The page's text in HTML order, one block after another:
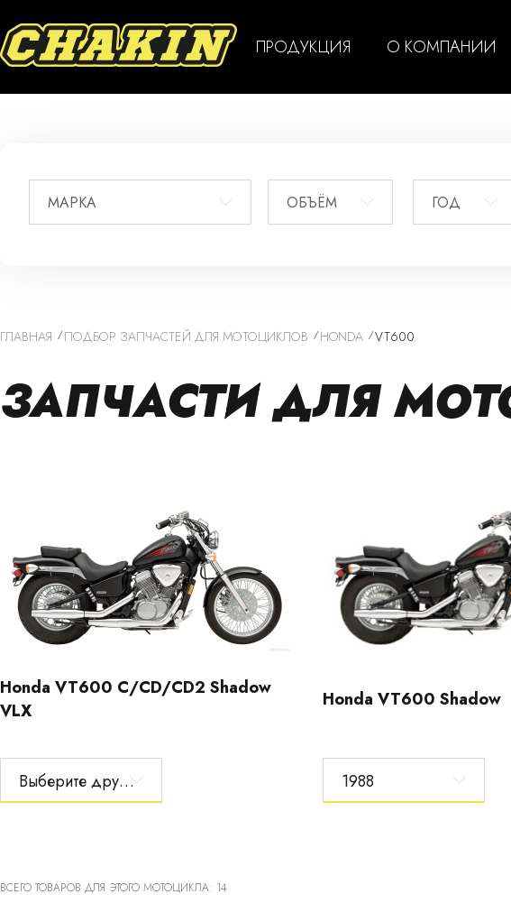
ПРОДУКЦИЯ О КОМПАНИИ
МАРКА ОБЪЁМ ГОД
ГЛАВНАЯ ПОДБОР ЗАПЧАСТЕЙ ДЛЯ МОТОЦИКЛОВ HONDA VT600
ЗАПЧАСТИ ДЛЯ
Honda VT600 C/CD/CD2 Shadow
VLX
Выберите другой год
Honda VT600 Shadow
1988
ВСЕГО ТОВАРОВ ДЛЯ ЭТОГО МОТОЦИКЛА: 14